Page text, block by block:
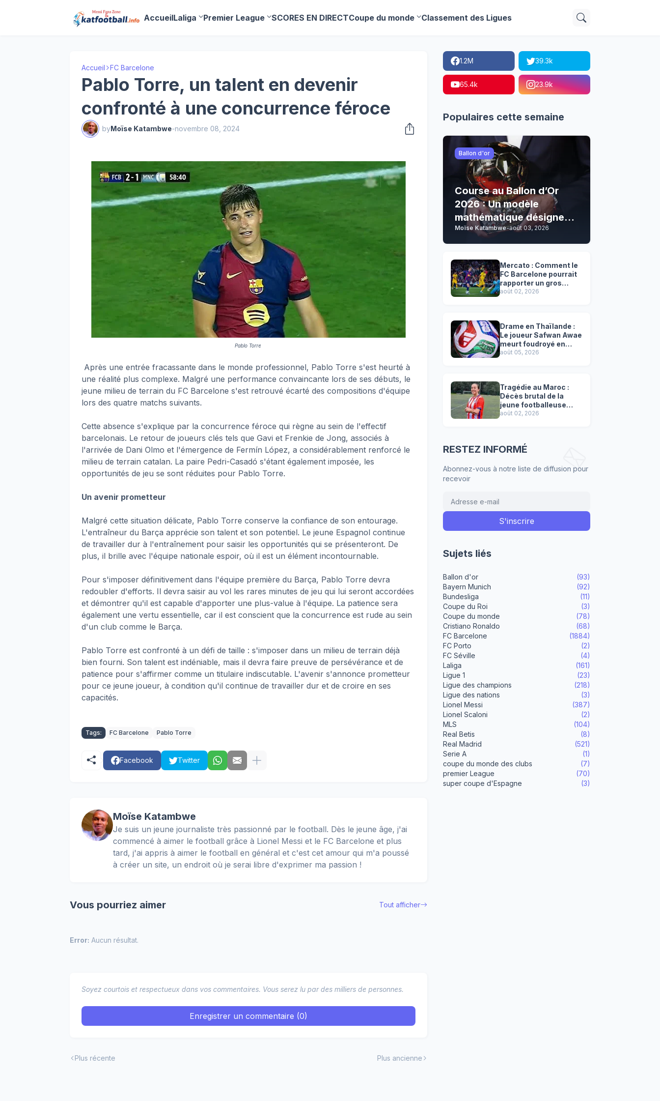
AccueilLaliga Premier League SCORES EN DIRECTCoupe du monde Classement des Ligues
Accueil FC Barcelone
Pablo Torre, un talent en devenir
confronté à une concurrence féroce
byMoïse Katambwe-novembre 08, 2024
Pablo Torre
Après une entrée fracassante dans le monde professionnel, Pablo Torre s'est heurté à
une réalité plus complexe. Malgré une performance convaincante lors de ses débuts, le
jeune milieu de terrain du FC Barcelone s'est retrouvé écarté des compositions d'équipe
lors des quatre matchs suivants.
Cette absence s'explique par la concurrence féroce qui règne au sein de l'effectif
barcelonais. Le retour de joueurs clés tels que Gavi et Frenkie de Jong, associés à
l'arrivée de Dani Olmo et l'émergence de Fermín López, a considérablement renforcé le
milieu de terrain catalan. La paire Pedri-Casadó s'étant également imposée, les
opportunités de jeu se sont réduites pour Pablo Torre.
Un avenir prometteur
Malgré cette situation délicate, Pablo Torre conserve la confiance de son entourage.
L'entraîneur du Barça apprécie son talent et son potentiel. Le jeune Espagnol continue
de travailler dur à l'entraînement pour saisir les opportunités qui se présenteront. De
plus, il brille avec l'équipe nationale espoir, où il est un élément incontournable.
Pour s'imposer définitivement dans l'équipe première du Barça, Pablo Torre devra
redoubler d'efforts. Il devra saisir au vol les rares minutes de jeu qui lui seront accordées
et démontrer qu'il est capable d'apporter une plus-value à l'équipe. La patience sera
également une vertu essentielle, car il est conscient que la concurrence est rude au sein
d'un club comme le Barça.
Pablo Torre est confronté à un défi de taille : s'imposer dans un milieu de terrain déjà
bien fourni. Son talent est indéniable, mais il devra faire preuve de persévérance et de
patience pour s'affirmer comme un titulaire indiscutable. L'avenir s'annonce prometteur
pour ce jeune joueur, à condition qu'il continue de travailler dur et de croire en ses
capacités.
Tags: FC Barcelone Pablo Torre
Facebook Twitter
Moïse Katambwe
Je suis un jeune journaliste très passionné par le football. Dès le jeune âge, j'ai
commencé à aimer le football grâce à Lionel Messi et le FC Barcelone et plus
tard, j'ai appris à aimer le football en général et c'est cet amour qui m'a poussé
à créer un site, un endroit où je serai libre d'exprimer ma passion !
Vous pourriez aimer Tout afficher
Error: Aucun résultat.
Soyez courtois et respectueux dans vos commentaires. Vous serez lu par des milliers de personnes.
Enregistrer un commentaire (0)
Plus récente Plus ancienne
1.2M 39.3k
65.4k 23.9k
Populaires cette semaine
Ballon d'or
Course au Ballon d’Or
2026 : Un modèle
mathématique désigne
son grand favori !
Moïse Katambwe-août 03, 2026
Mercato : Comment le
FC Barcelone pourrait
rapporter un gros
chèque inespéré à l’OM
août 02, 2026
Drame en Thaïlande :
Le joueur Safwan Awae
meurt foudroyé en
plein match
août 05, 2026
Tragédie au Maroc :
Décès brutal de la
jeune footballeuse
Faten Ben Amar El
août 02, 2026
RESTEZ INFORMÉ
Abonnez-vous à notre liste de diffusion pour
recevoir
Sujets liés
Ballon d'or
(93)
Bayern Munich
(92)
Bundesliga
(11)
Coupe du Roi
(3)
Coupe du monde
(78)
Cristiano Ronaldo
(68)
FC Barcelone
(1884)
FC Porto
(2)
FC Séville
(4)
Laliga
(161)
Ligue 1
(23)
Ligue des champions
(218)
Ligue des nations
(3)
Lionel Messi
(387)
Lionel Scaloni
(2)
MLS
(104)
Real Betis
(8)
Real Madrid
(521)
Serie A
(1)
coupe du monde des clubs
(7)
premier League
(70)
super coupe d'Espagne
(3)